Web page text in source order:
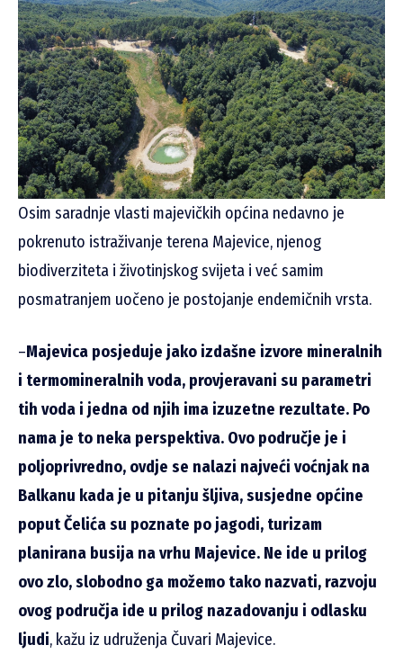
Osim saradnje vlasti majevičkih općina nedavno je
pokrenuto istraživanje terena Majevice, njenog
biodiverziteta i životinjskog svijeta i već samim
posmatranjem uočeno je postojanje endemičnih vrsta.
–Majevica posjeduje jako izdašne izvore mineralnih
i termomineralnih voda, provjeravani su parametri
tih voda i jedna od njih ima izuzetne rezultate. Po
nama je to neka perspektiva. Ovo područje je i
poljoprivredno, ovdje se nalazi najveći voćnjak na
Balkanu kada je u pitanju šljiva, susjedne općine
poput Čelića su poznate po jagodi, turizam
planirana busija na vrhu Majevice. Ne ide u prilog
ovo zlo, slobodno ga možemo tako nazvati, razvoju
ovog područja ide u prilog nazadovanju i odlasku
ljudi, kažu iz udruženja Čuvari Majevice.